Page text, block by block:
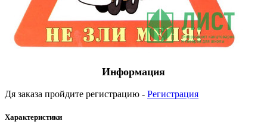
Информация
Дя заказа пройдите регистрацию - Регистрация
Характеристики